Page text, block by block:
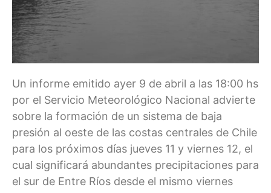
Un informe emitido ayer 9 de abril a las 18:00 hs
por el Servicio Meteorológico Nacional advierte
sobre la formación de un sistema de baja
presión al oeste de las costas centrales de Chile
para los próximos días jueves 11 y viernes 12, el
cual significará abundantes precipitaciones para
el sur de Entre Ríos desde el mismo viernes